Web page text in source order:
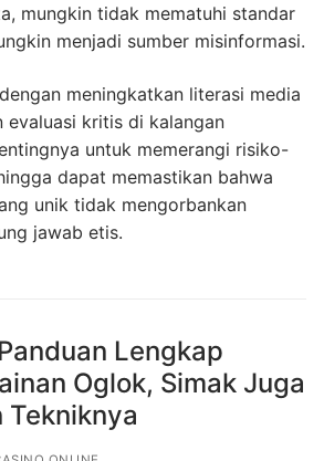
mungkin tidak mematuhi standar
menjadi sumber misinformasi.
meningkatkan literasi media
evaluasi kritis di kalangan
untuk memerangi risiko-
dapat memastikan bahwa
unik tidak mengorbankan
jawab etis.
Lengkap
Oglok, Simak Juga
Tekniknya